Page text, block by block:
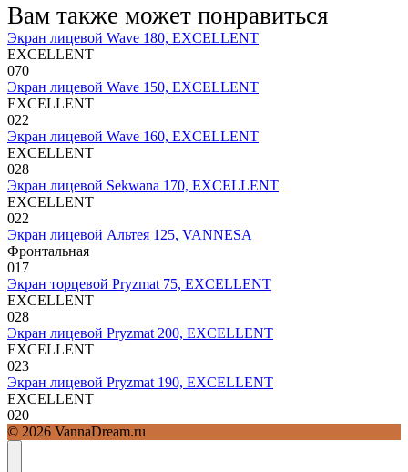
Вам также может понравиться
Экран лицевой Wave 180, EXCELLENT
EXCELLENT
070
Экран лицевой Wave 150, EXCELLENT
EXCELLENT
022
Экран лицевой Wave 160, EXCELLENT
EXCELLENT
028
Экран лицевой Sekwana 170, EXCELLENT
EXCELLENT
022
Экран лицевой Альтея 125, VANNESA
Фронтальная
017
Экран торцевой Pryzmat 75, EXCELLENT
EXCELLENT
028
Экран лицевой Pryzmat 200, EXCELLENT
EXCELLENT
023
Экран лицевой Pryzmat 190, EXCELLENT
EXCELLENT
020
© 2026 VannaDream.ru